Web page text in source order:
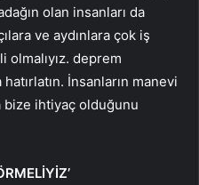
olan insanları da
ve aydınlara çok iş
deprem
İnsanların manevi
bize ihtiyaç olduğunu